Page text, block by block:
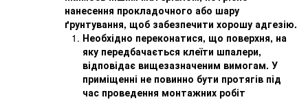
нанесення прокладочного або шару
ґрунтування, щоб забезпечити хорошу адгезію.
Необхідно переконатися, що поверхня, на
яку передбачається клеїти шпалери,
відповідає вищезазначеним вимогам. У
приміщенні не повинно бути протягів під
час проведення монтажних робіт